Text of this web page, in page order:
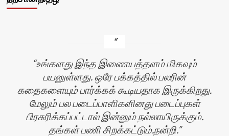
உங்களது இந்த இணையத்தளம் மிகவும்
பயனுள்ளது. ஒரே பக்கத்தில் பலரின்
கதைகளையும் பார்க்கக் கூடியதாக இருக்கிறது.
மேலும் பல படைப்பாளிகளினது படைப்புகள்
பிரசுரிக்கப்பட்டால் இன்னும் நல்லாயிருக்கும்.
தங்கள் பணி சிறக்கட்டும்.நன்றி.